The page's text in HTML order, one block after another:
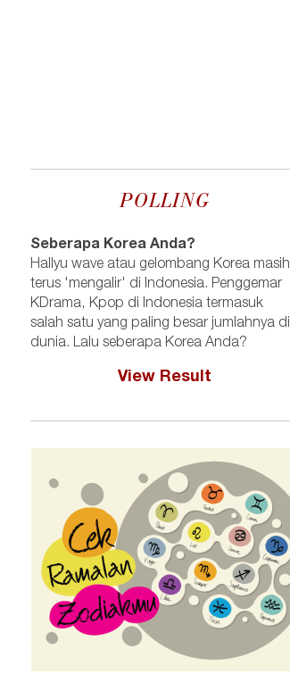
POLLING
Seberapa Korea Anda?
Hallyu wave atau gelombang Korea masih
terus 'mengalir' di Indonesia. Penggemar
KDrama, Kpop di Indonesia termasuk
salah satu yang paling besar jumlahnya di
dunia. Lalu seberapa Korea Anda?
View Result